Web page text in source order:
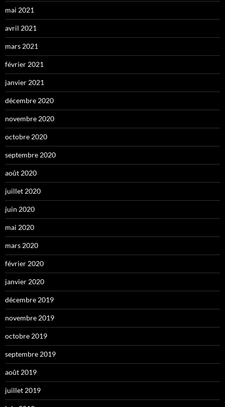
mai 2021
avril 2021
mars 2021
février 2021
janvier 2021
décembre 2020
novembre 2020
octobre 2020
septembre 2020
août 2020
juillet 2020
juin 2020
mai 2020
mars 2020
février 2020
janvier 2020
décembre 2019
novembre 2019
octobre 2019
septembre 2019
août 2019
juillet 2019